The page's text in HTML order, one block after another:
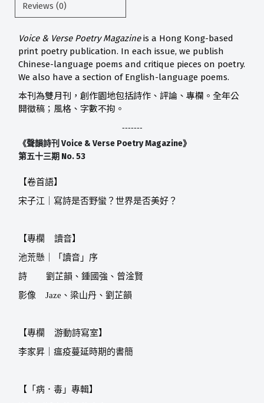
Reviews (0)
Voice & Verse Poetry Magazineis a Hong Kong-based
print poetry publication. In each issue, we publish
Chinese-language poems and critique pieces on poetry.
We also have a section of English-language poems.
本刊為雙月刊，創作園地包括詩作、評論、專欄。全年公
開徵稿；風格、字數不拘。
-------
《聲韻詩刊 Voice & Verse Poetry Magazine》
第五十三期 No. 53
【卷首語】
宋子江｜寫詩是否野蠻？世界是否美好？
【專欄
讀音】
池荒懸｜「讀音」序
詩
劉芷韻、鍾國強、曾淦賢
影像 Jaze 、梁山丹、劉芷韻
【專欄
游動詩寫室】
李家昇｜瘟疫蔓延時期的書簡
【「病．毒」專輯】